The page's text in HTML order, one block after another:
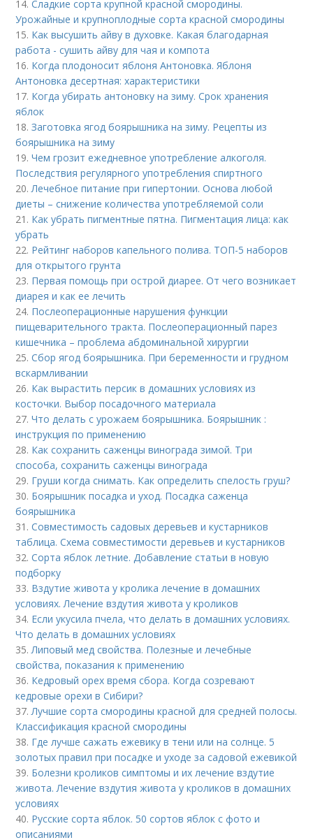
14.Сладкие сорта крупной красной смородины.
Урожайные и крупноплодные сорта красной смородины
15. Как высушить айву в духовке. Какая благодарная
работа - сушить айву для чая и компота
16. Когда плодоносит яблоня Антоновка. Яблоня
Антоновка десертная: характеристики
17. Когда убирать антоновку на зиму. Срок хранения
яблок
18.Заготовка ягод боярышника на зиму. Рецепты из
боярышника на зиму
19.Чем грозит ежедневное употребление алкоголя.
Последствия регулярного употребления спиртного
20.Лечебное питание при гипертонии. Основа любой
диеты – снижение количества употребляемой соли
21. Как убрать пигментные пятна. Пигментация лица: как
убрать
22. Рейтинг наборов капельного полива. ТОП-5 наборов
для открытого грунта
23. Первая помощь при острой диарее. От чего возникает
диарея и как ее лечить
24. Послеоперационные нарушения функции
пищеварительного тракта. Послеоперационный парез
кишечника – проблема абдоминальной хирургии
25.Сбор ягод боярышника. При беременности и грудном
вскармливании
26. Как вырастить персик в домашних условиях из
косточки. Выбор посадочного материала
27.Что делать с урожаем боярышника. Боярышник :
инструкция по применению
28. Как сохранить саженцы винограда зимой. Три
способа, сохранить саженцы винограда
29. Груши когда снимать. Как определить спелость груш?
30. Боярышник посадка и уход. Посадка саженца
боярышника
31.Совместимость садовых деревьев и кустарников
таблица. Схема совместимости деревьев и кустарников
32.Сорта яблок летние. Добавление статьи в новую
подборку
33. Вздутие живота у кролика лечение в домашних
условиях. Лечение вздутия живота у кроликов
34. Если укусила пчела, что делать в домашних условиях.
Что делать в домашних условиях
35.Липовый мед свойства. Полезные и лечебные
свойства, показания к применению
36. Кедровый орех время сбора. Когда созревают
кедровые орехи в Сибири?
37.Лучшие сорта смородины красной для средней полосы.
Классификация красной смородины
38. Где лучше сажать ежевику в тени или на солнце. 5
золотых правил при посадке и уходе за садовой ежевикой
39. Болезни кроликов симптомы и их лечение вздутие
живота. Лечение вздутия живота у кроликов в домашних
условиях
40. Русские сорта яблок. 50 сортов яблок с фото и
описаниями